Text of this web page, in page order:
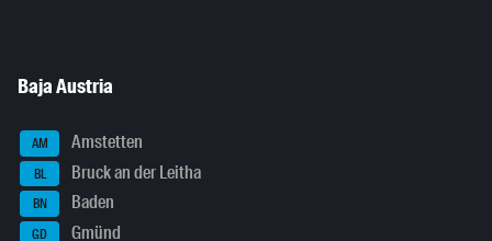
Baja Austria
AM Amstetten
BL Bruck an der Leitha
BN Baden
GD Gmünd